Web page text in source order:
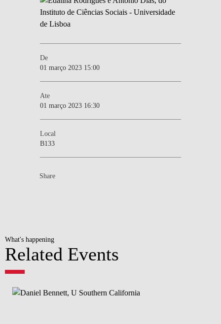
De
01 março 2023 15:00
Ate
01 março 2023 16:30
Local
B133
Share
What's happening
Related Events